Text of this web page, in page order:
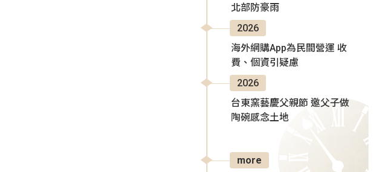
北部防豪雨
2026
海外網購App為民間營運 收
費、個資引疑慮
2026
台東窯藝慶父親節 邀父子做
陶碗感念土地
more